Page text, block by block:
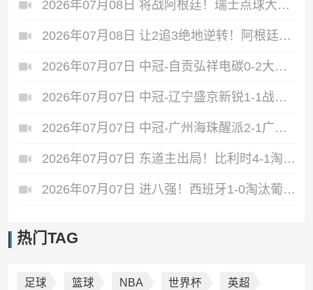
2026年07月08日 将战阿根廷！瑞士点球大战4-3淘汰哥伦比亚 D·桑切斯、库乔失点
2026年07月08日 让2追3绝地逆转！阿根廷3-2绝杀埃及进8强 梅西传射+失点恩佐绝杀
2026年07月07日 中冠-自贡弘祥电碳0-2大连聚惺晟恒 马灿杰破门
2026年07月07日 中冠-辽宁盛京新锐1-1战平上海泽天 双方握手言和
2026年07月07日 中冠-广州海珠醒派2-1广东吴川青年 黎宇扬梅开二度
2026年07月07日 东道主出局！比利时4-1淘汰美国 CDK2射1传 巴洛贡补时被换下
2026年07月07日 进八强！西班牙1-0淘汰葡萄牙 梅里诺91分钟绝杀41岁C罗最后一舞
热门TAG
足球 篮球 NBA 世界杯 英超